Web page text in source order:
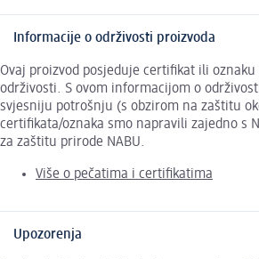
Informacije o održivosti proizvoda
Ovaj proizvod posjeduje certifikat ili
održivosti. S ovom informacijom o
svjesniju potrošnju (s obzirom na zaštitu
certifikata/oznaka smo napravili zajedno s
za zaštitu prirode NABU.
Više o pečatima i certifikatima
Upozorenja